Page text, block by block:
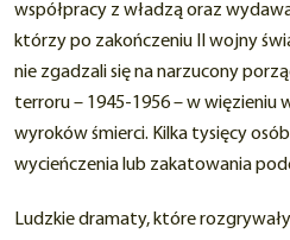
współpracy z władzą oraz
którzy po zakończeniu II wojny
nie zgadzali się na narzucony
terroru – 1945-1956 – w więzieniu
wyroków śmierci. Kilka tysięcy
wycieńczenia lub zakatowania
Ludzkie dramaty, które